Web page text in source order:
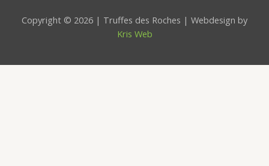
Copyright © 2026 | Truffes des Roches | Webdesign by
Kris Web